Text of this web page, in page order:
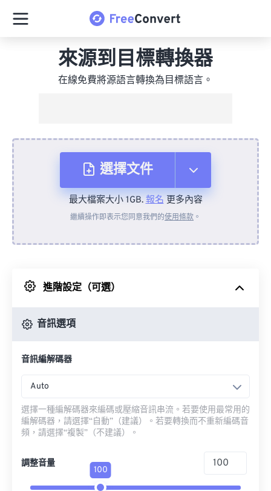
來源到目標轉換器
在線免費將源語言轉換為目標語言。
選擇文件
來自裝置
來自 Google 雲端硬碟
最大檔案大小 1GB.報名更多內容
繼續操作即表示您同意我們的使用條款 。
進階設定（可選）
音訊選項
音訊編解碼器
Auto
選擇一種編解碼器來編碼或壓縮音訊串流。若要使用最常用的
編解碼器，請選擇“自動”（建議）。若要轉換而不重新編碼音
頻，請選擇“複製”（不建議）。
調整音量
100